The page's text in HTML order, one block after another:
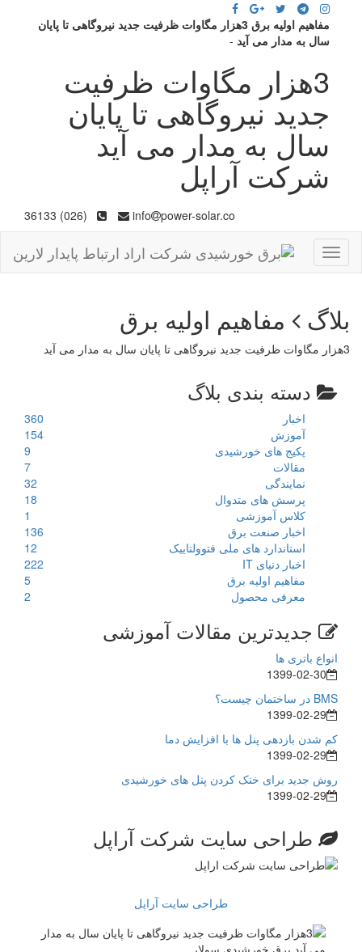
مفاهیم اولیه برق 3هزار مگاوات ظرفیت جدید نیروگاهی تا پایان
سال به مدار می آید -
3هزار مگاوات ظرفیت
جدید نیروگاهی تا پایان
سال به مدار می آید
شرکت آراپل
info power-solar.co
(026) 36133
Toggle
navigation
بلاگ مفاهیم اولیه برق
3هزار مگاوات ظرفیت جدید نیروگاهی تا پایان سال به مدار می آید
دسته بندی بلاگ
اخبار
360
آموزش
154
پکیج های خورشیدی
9
مقالات
7
نمایندگی
32
پرسش های متدوال
18
کلاس آموزشی
1
اخبار صنعت برق
136
استاندارد های ملی فتوولتاییک
12
اخبار دنیای IT
222
مفاهیم اولیه برق
5
معرفی محصول
2
جدیدترین مقالات آموزشی
انواع باتری ها
1399-02-30
BMS در ساختمان چیست؟
1399-02-29
کم شدن بازدهی پنل ها با افزایش دما
1399-02-29
روش جدید برای خنک کردن پنل های خورشیدی
1399-02-29
طراحی سایت شرکت آراپل
طراحی سایت آراپل